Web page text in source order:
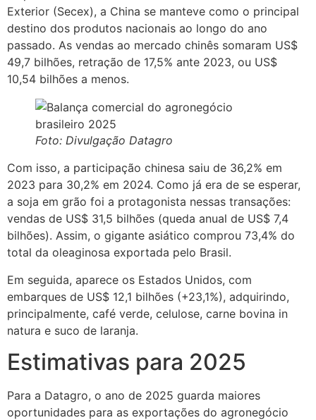
Exterior (Secex), a China se manteve como o principal
destino dos produtos nacionais ao longo do ano
passado. As vendas ao mercado chinês somaram US$
49,7 bilhões, retração de 17,5% ante 2023, ou US$
10,54 bilhões a menos.
Foto: Divulgação Datagro
Com isso, a participação chinesa saiu de 36,2% em
2023 para 30,2% em 2024. Como já era de se esperar,
a soja em grão foi a protagonista nessas transações:
vendas de US$ 31,5 bilhões (queda anual de US$ 7,4
bilhões). Assim, o gigante asiático comprou 73,4% do
total da oleaginosa exportada pelo Brasil.
Em seguida, aparece os Estados Unidos, com
embarques de US$ 12,1 bilhões (+23,1%), adquirindo,
principalmente, café verde, celulose, carne bovina in
natura e suco de laranja.
Estimativas para 2025
Para a Datagro, o ano de 2025 guarda maiores
oportunidades para as exportações do agronegócio